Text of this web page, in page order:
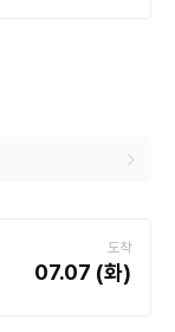
도착
07.07 (화)